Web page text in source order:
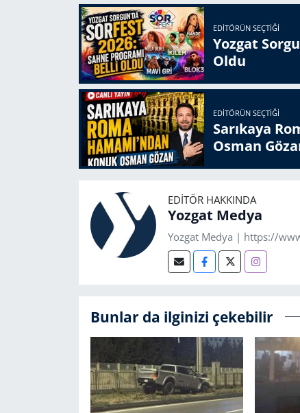
EDITÖRÜN SEÇTIĞI
Yozgat
Oldu
EDITÖRÜN SEÇTIĞI
Sarıkaya
Osman
EDITÖR HAKKINDA
Yozgat Medya
Yozgat Medya | https://
Bunlar da ilginizi çekebilir